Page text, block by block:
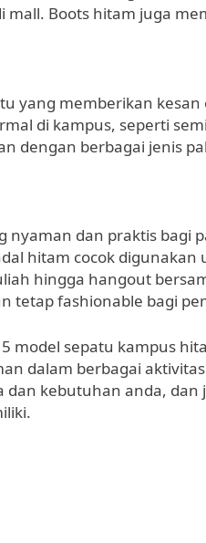
mall. Boots hitam juga
yang memberikan
di kampus, seperti
dengan berbagai jenis
nyaman dan praktis bagi
hitam cocok
hingga hangout
tetap fashionable bagi
model sepatu kampus
dalam berbagai
dan kebutuhan anda,